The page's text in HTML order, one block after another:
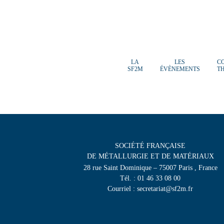
LA
SF2M
LES
ÉVÈNEMENTS
SOCIÉTÉ FRANÇAISE
DE MÉTALLURGIE ET DE MATÉRIAUX
28 rue Saint Dominique – 75007 Paris , France
Tél. : 01 46 33 08 00
Courriel : secretariat@sf2m.fr